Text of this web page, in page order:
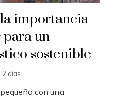
importancia
un
sostenible
2 días
con una